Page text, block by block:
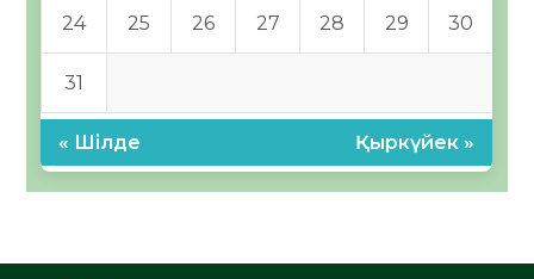
24 25 26 27 28 29 30
31
« Шілде Қыркүйек »